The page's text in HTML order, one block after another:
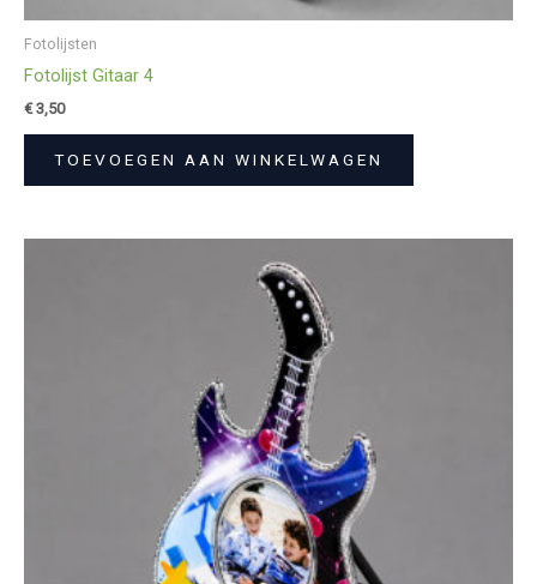
Fotolijsten
Fotolijst Gitaar 4
€3,50
TOEVOEGEN AAN WINKELWAGEN